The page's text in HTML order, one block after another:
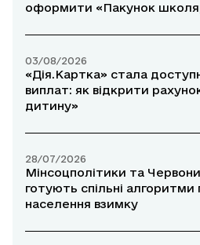
оформити «Пакунок
03/08/2026
«Дія.Картка» стала
виплат: як відкрити
дитину»
28/07/2026
Мінсоцполітики та
готують спільні алгоритми
населення взимку